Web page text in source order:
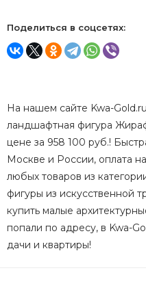
Поделиться в соцсетях:
На нашем сайте Kwa-
ландшафтная фигура
цене за 958 100 руб.!
Москве и России, оплата
любых товаров из
фигуры из искусственной
купить малые
попали по адресу, в Kwa-
дачи и квартиры!